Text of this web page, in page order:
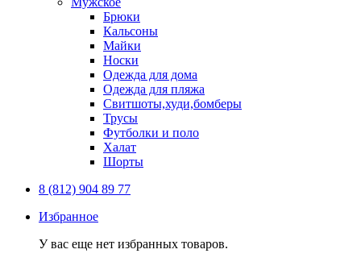
Брюки
Кальсоны
Майки
Носки
Одежда для дома
Одежда для пляжа
Свитшоты,худи,бомберы
Трусы
Футболки и поло
Халат
Шорты
8 (812) 904 89 77
Избранное
У вас еще нет избранных товаров.